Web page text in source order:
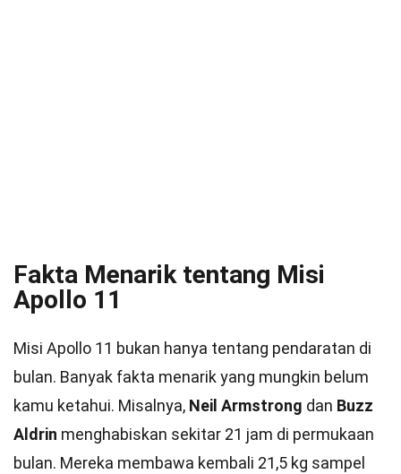
Fakta Menarik tentang Misi
Apollo 11
Misi Apollo 11 bukan hanya tentang pendaratan di
bulan. Banyak fakta menarik yang mungkin belum
kamu ketahui. Misalnya, Neil Armstrong dan Buzz
Aldrin menghabiskan sekitar 21 jam di permukaan
bulan. Mereka membawa kembali 21,5 kg sampel